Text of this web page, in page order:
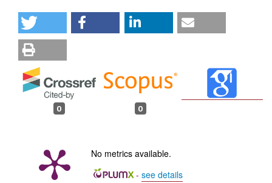
0 0
No metrics available.
- see details